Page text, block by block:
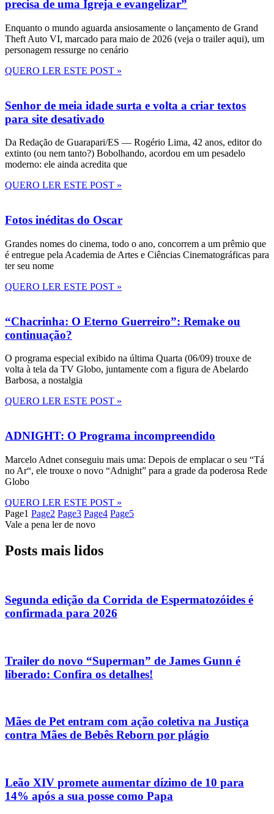
precisa de uma Igreja e evangelizar”
Enquanto o mundo aguarda ansiosamente o lançamento de Grand
Theft Auto VI, marcado para maio de 2026 (veja o trailer aqui), um
personagem ressurge no cenário
QUERO LER ESTE POST »
Senhor de meia idade surta e volta a criar textos
para site desativado
Da Redação de Guarapari/ES — Rogério Lima, 42 anos, editor do
extinto (ou nem tanto?) Bobolhando, acordou em um pesadelo
moderno: ele ainda acredita que
QUERO LER ESTE POST »
Fotos inéditas do Oscar
Grandes nomes do cinema, todo o ano, concorrem a um prêmio que
é entregue pela Academia de Artes e Ciências Cinematográficas para
ter seu nome
QUERO LER ESTE POST »
“Chacrinha: O Eterno Guerreiro”: Remake ou
continuação?
O programa especial exibido na última Quarta (06/09) trouxe de
volta à tela da TV Globo, juntamente com a figura de Abelardo
Barbosa, a nostalgia
QUERO LER ESTE POST »
ADNIGHT: O Programa incompreendido
Marcelo Adnet conseguiu mais uma: Depois de emplacar o seu “Tá
no Ar“, ele trouxe o novo “Adnight” para a grade da poderosa Rede
Globo
QUERO LER ESTE POST »
Page1 Page2 Page3 Page4 Page5
Vale a pena ler de novo
Posts mais lidos
Segunda edição da Corrida de Espermatozóides é
confirmada para 2026
Trailer do novo “Superman” de James Gunn é
liberado: Confira os detalhes!
Mães de Pet entram com ação coletiva na Justiça
contra Mães de Bebês Reborn por plágio
Leão XIV promete aumentar dízimo de 10 para
14% após a sua posse como Papa